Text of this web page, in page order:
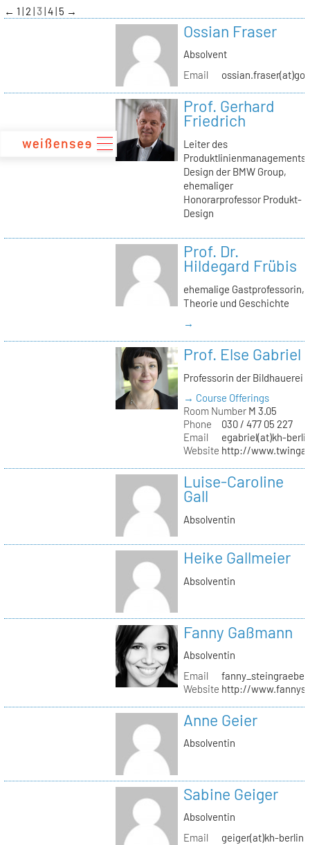
zum
Inhalt
← 1 2 3 4 5 →
Ossian Fraser
Absolvent
Email
Prof. Gerhard
Friedrich
Leiter des
Produktlinienmanagements
Design der BMW Group,
ehemaliger
Honorarprofessor Produkt-
Design
Prof. Dr.
Hildegard Frübis
ehemalige Gastprofessorin,
Theorie und Geschichte
→
Prof. Else Gabriel
Professorin der Bildhauerei
→ Course Offerings
Room NumberM 3.05
Phone
030 / 477 05 227
Email
egabriel(at)kh-
Website http://
Luise-Caroline
Gall
Absolventin
Heike Gallmeier
Absolventin
Fanny Gaßmann
Absolventin
Email
Website http://
Anne Geier
Absolventin
Sabine Geiger
Absolventin
Email
geiger(at)kh-